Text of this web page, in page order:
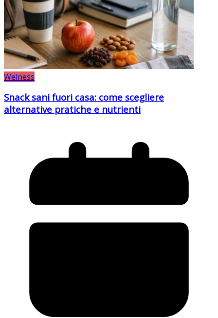
Welness
Snack sani fuori casa: come scegliere
alternative pratiche e nutrienti